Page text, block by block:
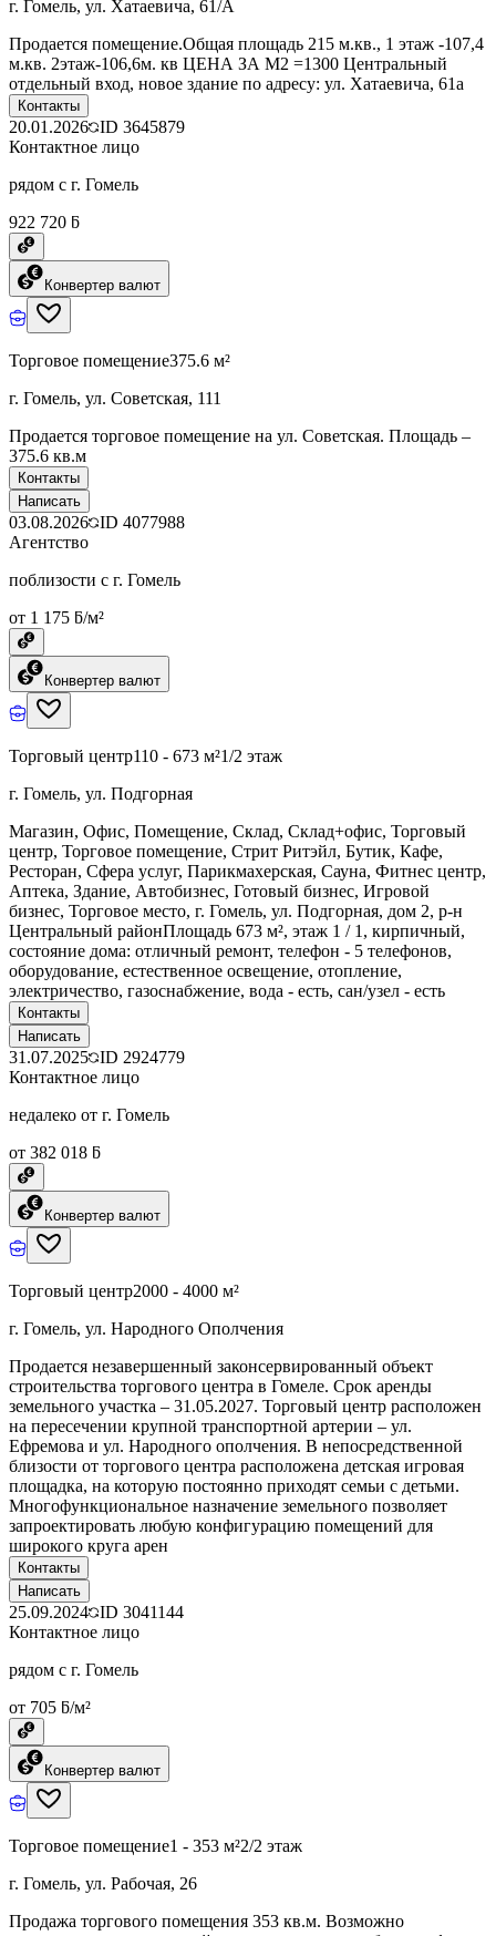
г. Гомель, ул. Хатаевича, 61/А
Продается помещение.Общая площадь 215 м.кв., 1 этаж -107,4
м.кв. 2этаж-106,6м. кв ЦЕНА ЗА М2 =1300 Центральный
отдельный вход, новое здание по адресу: ул. Хатаевича, 61а
Контакты
20.01.2026 ID 3645879
Контактное лицо
рядом с г. Гомель
922 720 ƃ
Конвертер валют
Торговое помещение375.6 м²
г. Гомель, ул. Советская, 111
Продается торговое помещение на ул. Советская. Площадь –
375.6 кв.м
Контакты
Написать
03.08.2026 ID 4077988
Агентство
поблизости с г. Гомель
от 1 175 ƃ/м²
Конвертер валют
Торговый центр110 - 673 м²1/2 этаж
г. Гомель, ул. Подгорная
Магазин, Офис, Помещение, Склад, Склад+офис, Торговый
центр, Торговое помещение, Стрит Ритэйл, Бутик, Кафе,
Ресторан, Сфера услуг, Парикмахерская, Сауна, Фитнес центр,
Аптека, Здание, Автобизнес, Готовый бизнес, Игровой
бизнес, Торговое место, г. Гомель, ул. Подгорная, дом 2, р-н
Центральный районПлощадь 673 м², этаж 1 / 1, кирпичный,
состояние дома: отличный ремонт, телефон - 5 телефонов,
оборудование, естественное освещение, отопление,
электричество, газоснабжение, вода - есть, сан/узел - есть
Контакты
Написать
31.07.2025 ID 2924779
Контактное лицо
недалеко от г. Гомель
от 382 018 ƃ
Конвертер валют
Торговый центр2000 - 4000 м²
г. Гомель, ул. Народного Ополчения
Продается незавершенный законсервированный объект
строительства торгового центра в Гомеле. Срок аренды
земельного участка – 31.05.2027. Торговый центр расположен
на пересечении крупной транспортной артерии – ул.
Ефремова и ул. Народного ополчения. В непосредственной
близости от торгового центра расположена детская игровая
площадка, на которую постоянно приходят семьи с детьми.
Многофункциональное назначение земельного позволяет
запроектировать любую конфигурацию помещений для
широкого круга арен
Контакты
Написать
25.09.2024 ID 3041144
Контактное лицо
рядом с г. Гомель
от 705 ƃ/м²
Конвертер валют
Торговое помещение1 - 353 м²2/2 этаж
г. Гомель, ул. Рабочая, 26
Продажа торгового помещения 353 кв.м. Возможно